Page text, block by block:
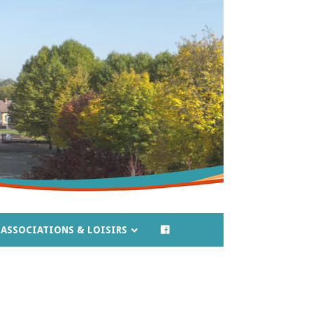
ASSOCIATIONS & LOISIRS